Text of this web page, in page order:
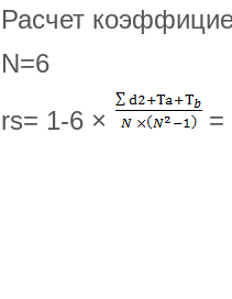
Расчет
N=6
rs= 1-6 ×
=